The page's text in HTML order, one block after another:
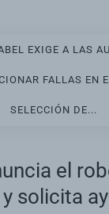
EXIGE A LAS
FALLAS EN
SELECCIÓN DE...
el
solicita